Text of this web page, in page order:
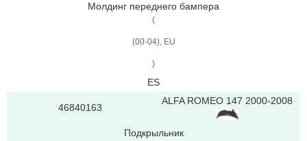
Молдинг переднего бампера
(
(00-04), EU
)
ES
46840163
ALFA ROMEO 147 2000-2008
Подкрыльник